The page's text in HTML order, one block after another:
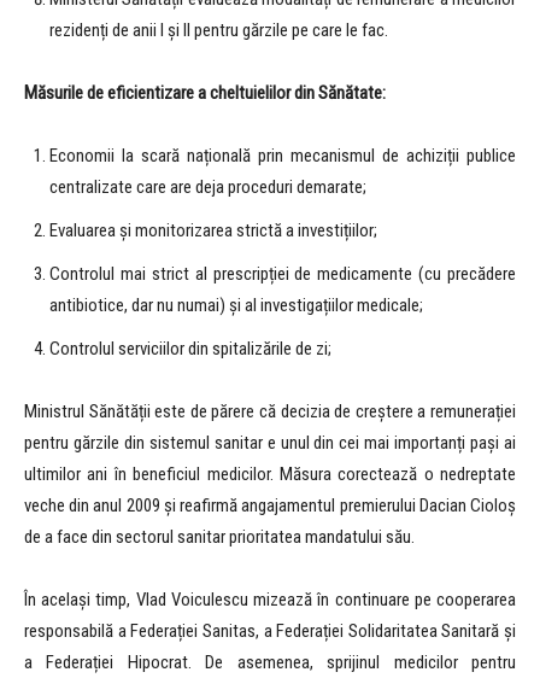
rezidenți de anii I și II pentru gărzile pe care le fac.
Măsurile de eficientizare a cheltuielilor din Sănătate:
Economii la scară națională prin mecanismul de achiziții publice
centralizate care are deja proceduri demarate;
Evaluarea și monitorizarea strictă a investițiilor;
Controlul mai strict al prescripției de medicamente (cu precădere
antibiotice, dar nu numai) și al investigațiilor medicale;
Controlul serviciilor din spitalizările de zi;
Ministrul Sănătății este de părere că decizia de creștere a remunerației
pentru gărzile din sistemul sanitar e unul din cei mai importanți pași ai
ultimilor ani în beneficiul medicilor. Măsura corectează o nedreptate
veche din anul 2009 și reafirmă angajamentul premierului Dacian Cioloș
de a face din sectorul sanitar prioritatea mandatului său.
În același timp, Vlad Voiculescu mizează în continuare pe cooperarea
responsabilă a Federației Sanitas, a Federației Solidaritatea Sanitară și
a Federației Hipocrat. De asemenea, sprijinul medicilor pentru